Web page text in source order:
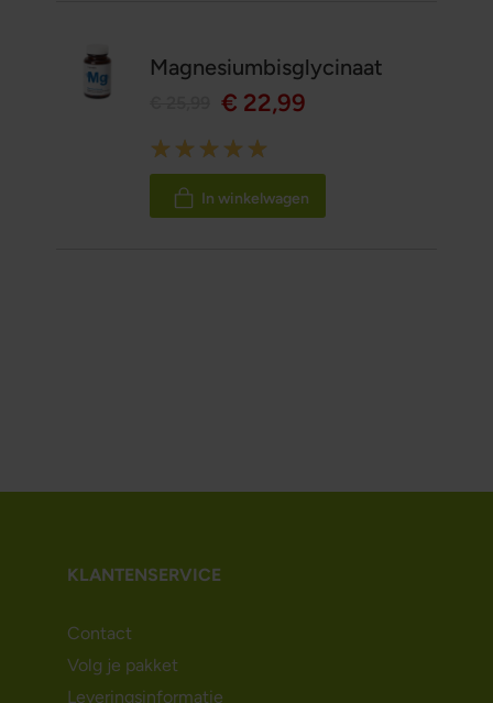
Magnesiumbisglycinaat
€ 22,99
Rating:
100%
In winkelwagen
KLANTENSERVICE
Contact
Volg je pakket
Leveringsinformatie